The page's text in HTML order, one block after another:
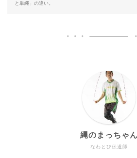
と単縄」の違い。
なわとび伝道師
縄のまっちゃん